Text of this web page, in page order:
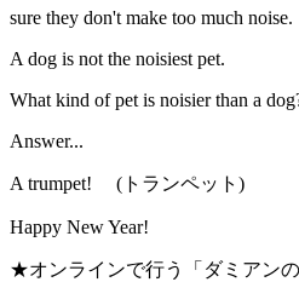
sure they don't make too much noise.
A dog is not the noisiest pet.
What kind of pet is noisier than a
Answer...
A trumpet! (トランペット)
Happy New Year!
★オンラインで行う「ダミアン